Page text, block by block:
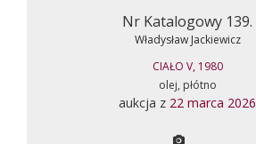
Nr Katalogowy 139.
Władysław Jackiewicz
CIAŁO V, 1980
olej, płótno
aukcja z 22 marca 2026